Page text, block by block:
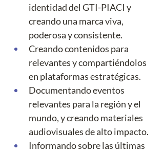
identidad del GTI-PIACI y
creando una marca viva,
poderosa y consistente.
Creando contenidos para
relevantes y compartiéndolos
en plataformas estratégicas.
Documentando eventos
relevantes para la región y el
mundo, y creando materiales
audiovisuales de alto impacto.
Informando sobre las últimas